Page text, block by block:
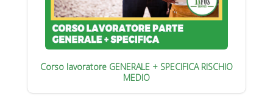
Corso lavoratore GENERALE + SPECIFICA RISCHIO
MEDIO